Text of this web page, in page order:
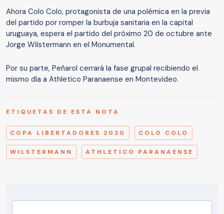
Ahora Colo Colo, protagonista de una polémica en la previa
del partido por romper la burbuja sanitaria en la capital
uruguaya, espera el partido del próximo 20 de octubre ante
Jorge Wilstermann en el Monumental.
Por su parte, Peñarol cerrará la fase grupal recibiendo el
mismo día a Athletico Paranaense en Montevideo.
ETIQUETAS DE ESTA NOTA
COPA LIBERTADORES 2020 COLO COLO
WILSTERMANN ATHLETICO PARANAENSE